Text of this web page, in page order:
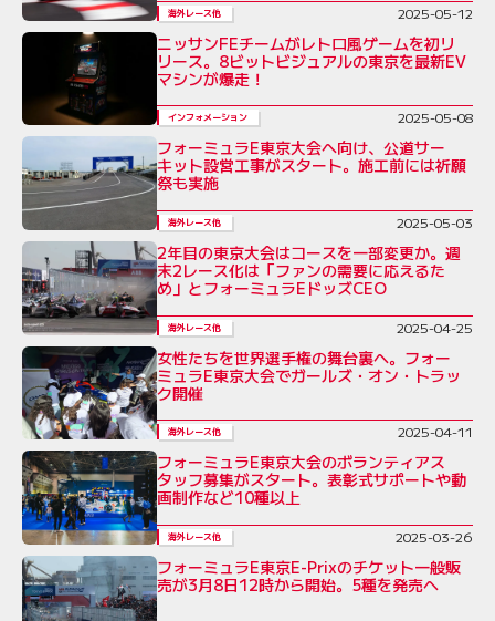
海外レース他 2025-05-12
ニッサンFEチームがレトロ風ゲームを初リ
リース。8ビットビジュアルの東京を最新EV
マシンが爆走！
インフォメーション 2025-05-08
フォーミュラE東京大会へ向け、公道サー
キット設営工事がスタート。施工前には祈願
祭も実施
海外レース他 2025-05-03
2年目の東京大会はコースを一部変更か。週
末2レース化は「ファンの需要に応えるた
め」とフォーミュラEドッズCEO
海外レース他 2025-04-25
女性たちを世界選手権の舞台裏へ。フォー
ミュラE東京大会でガールズ・オン・トラッ
ク開催
海外レース他 2025-04-11
フォーミュラE東京大会のボランティアス
タッフ募集がスタート。表彰式サポートや動
画制作など10種以上
海外レース他 2025-03-26
フォーミュラE東京E-Prixのチケット一般販
売が3月8日12時から開始。5種を発売へ